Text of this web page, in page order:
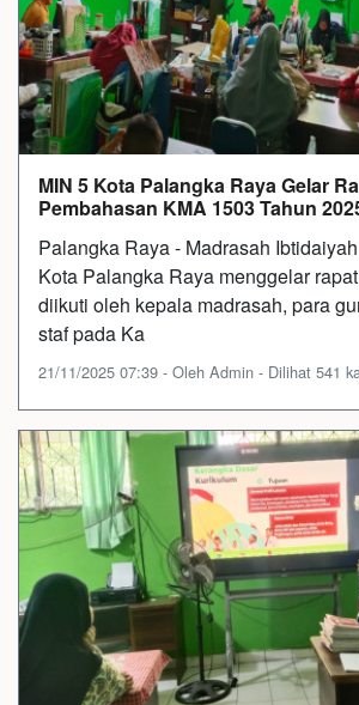
MIN 5 Kota Palangka Raya Gelar
Pembahasan KMA 1503 Tahun
Palangka Raya - Madrasah
Kota Palangka Raya menggelar
diikuti oleh kepala madrasah, para
staf pada Ka
21/11/2025 07:39 - Oleh Admin - Dilihat 541